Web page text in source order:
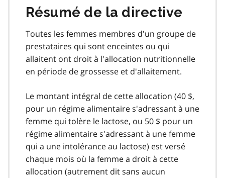
Résumé de la directive
Toutes les femmes membres d'un groupe de
prestataires qui sont enceintes ou qui
allaitent ont droit à l'allocation nutritionnelle
en période de grossesse et d'allaitement.
Le montant intégral de cette allocation (40 $,
pour un régime alimentaire s'adressant à une
femme qui tolère le lactose, ou 50 $ pour un
régime alimentaire s'adressant à une femme
qui a une intolérance au lactose) est versé
chaque mois où la femme a droit à cette
allocation (autrement dit sans aucun